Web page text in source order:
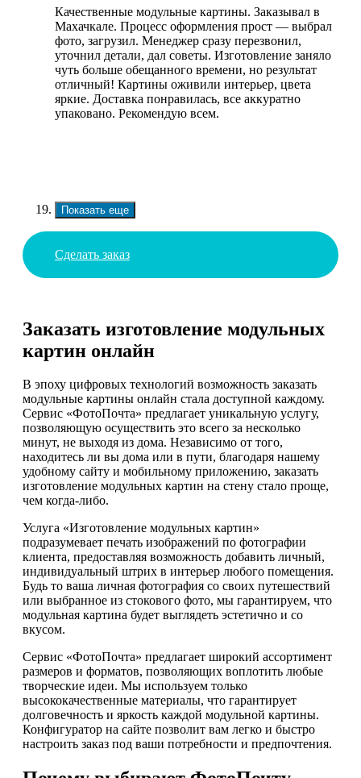
Качественные модульные картины. Заказывал в
Махачкале. Процесс оформления прост — выбрал
фото, загрузил. Менеджер сразу перезвонил,
уточнил детали, дал советы. Изготовление заняло
чуть больше обещанного времени, но результат
отличный! Картины оживили интерьер, цвета
яркие. Доставка понравилась, все аккуратно
упаковано. Рекомендую всем.
Показать еще
Сделать заказ
Заказать изготовление модульных
картин онлайн
В эпоху цифровых технологий возможность заказать
модульные картины онлайн стала доступной каждому.
Сервис «ФотоПочта» предлагает уникальную услугу,
позволяющую осуществить это всего за несколько
минут, не выходя из дома. Независимо от того,
находитесь ли вы дома или в пути, благодаря нашему
удобному сайту и мобильному приложению, заказать
изготовление модульных картин на стену стало проще,
чем когда-либо.
Услуга «Изготовление модульных картин»
подразумевает печать изображений по фотографии
клиента, предоставляя возможность добавить личный,
индивидуальный штрих в интерьер любого помещения.
Будь то ваша личная фотография со своих путешествий
или выбранное из стокового фото, мы гарантируем, что
модульная картина будет выглядеть эстетично и со
вкусом.
Сервис «ФотоПочта» предлагает широкий ассортимент
размеров и форматов, позволяющих воплотить любые
творческие идеи. Мы используем только
высококачественные материалы, что гарантирует
долговечность и яркость каждой модульной картины.
Конфигуратор на сайте позволит вам легко и быстро
настроить заказ под ваши потребности и предпочтения.